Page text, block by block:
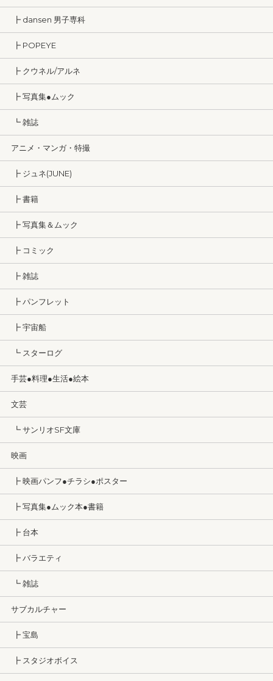
┣ dansen 男子専科
┣ POPEYE
┣ クウネル/アルネ
┣ 写真集●ムック
┗ 雑誌
アニメ・マンガ・特撮
┣ ジュネ(JUNE)
┣ 書籍
┣ 写真集＆ムック
┣ コミック
┣ 雑誌
┣ パンフレット
┣ 宇宙船
┗ スターログ
手芸●料理●生活●絵本
文芸
┗ サンリオSF文庫
映画
┣ 映画パンフ●チラシ●ポスター
┣ 写真集●ムック本●書籍
┣ 台本
┣ バラエティ
┗ 雑誌
サブカルチャー
┣ 宝島
┣ スタジオボイス